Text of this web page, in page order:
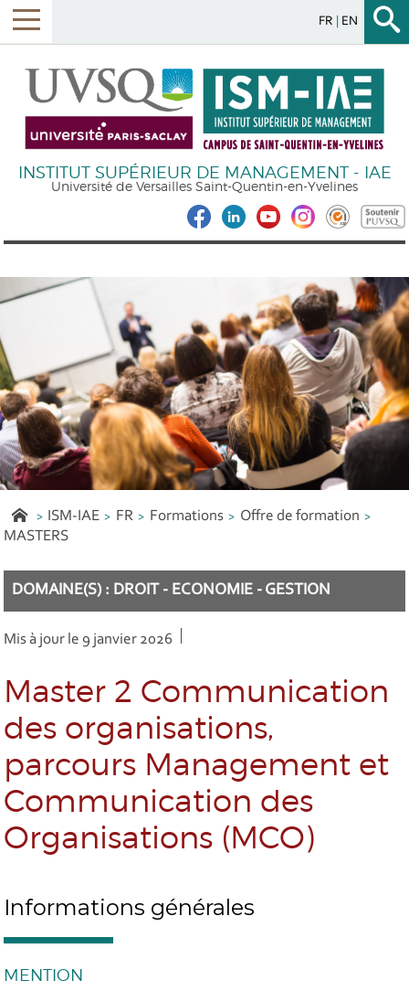
FR EN
INSTITUT SUPÉRIEUR DE MANAGEMENT - IAE
Université de Versailles Saint-Quentin-en-Yvelines
ISM-IAE FR Formations
Offre de formation
MASTERS
DOMAINE(S) : DROIT - ECONOMIE - GESTION
Mis à jour le 9 janvier 2026
Master 2 Communication
des organisations,
parcours Management et
Communication des
Organisations (MCO)
Informations générales
MENTION